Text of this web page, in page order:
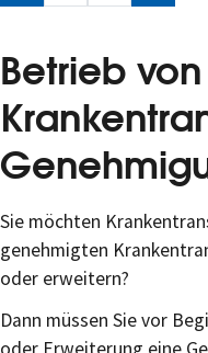
Betrieb von
Sie möchten
genehmigten
oder erweitern?
Dann müssen Sie vor